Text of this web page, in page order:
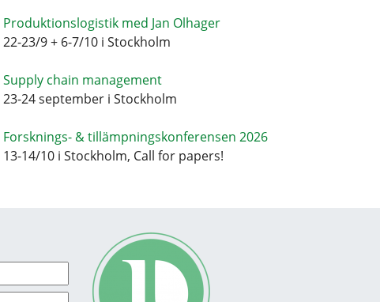
Produktionslogistik med Jan Olhager
22-23/9 + 6-7/10 i Stockholm
Supply chain management
23-24 september i Stockholm
Forsknings- & tillämpningskonferensen 2026
13-14/10 i Stockholm, Call for papers!